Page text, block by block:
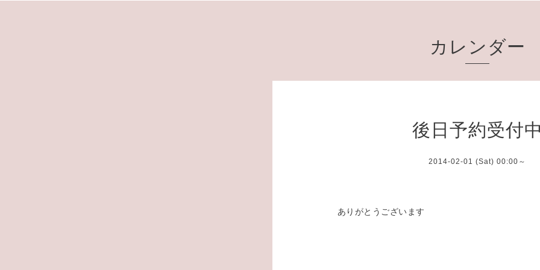
カレンダー
後日予約受付
2014-02-01 (Sat) 00:00～
ありがとうございます